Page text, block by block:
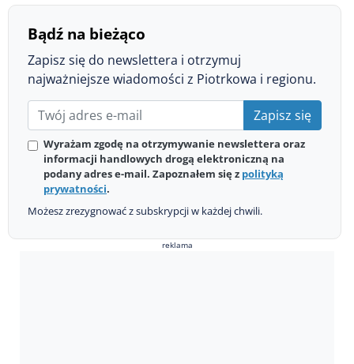
Bądź na bieżąco
Zapisz się do newslettera i otrzymuj
najważniejsze wiadomości z Piotrkowa i regionu.
Zapisz się
Wyrażam zgodę na otrzymywanie newslettera oraz
informacji handlowych drogą elektroniczną na
podany adres e-mail. Zapoznałem się z polityką
prywatności.
Możesz zrezygnować z subskrypcji w każdej chwili.
reklama